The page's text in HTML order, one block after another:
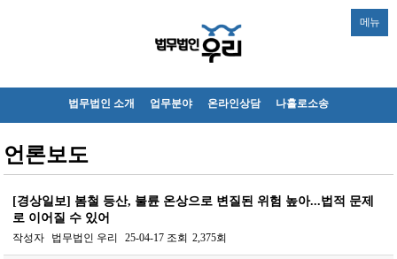
메뉴
법무법인 소개 업무분야 온라인상담 나홀로소송
언론보도
[경상일보] 봄철 등산, 불륜 온상으로 변질된 위험 높아...법적 문제
로 이어질 수 있어
작성자 법무법인 우리 25-04-17 조회 2,375회